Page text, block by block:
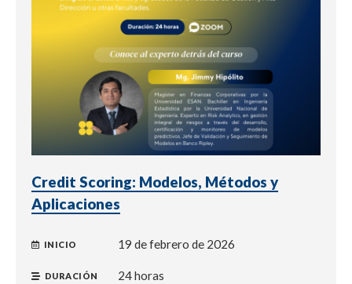
Credit Scoring: Modelos, Métodos y
Aplicaciones
INICIO 19 de febrero de 2026
DURACIÓN 24 horas